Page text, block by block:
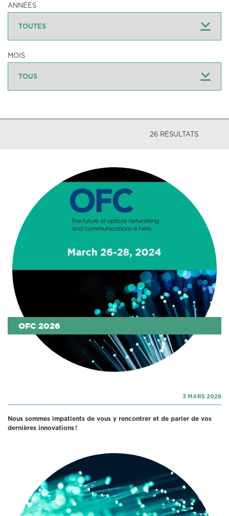
ANNÉES
MOIS
26 RÉSULTATS
OFC 2026
3 MARS 2026
Nous sommes impatients de vous y rencontrer et de parler de vos
dernières innovations !